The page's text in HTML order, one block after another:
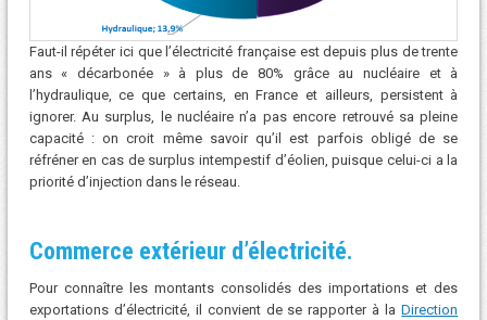
Faut-il répéter ici que l’électricité française est depuis plus de trente
ans « décarbonée » à plus de 80% grâce au nucléaire et à
l’hydraulique, ce que certains, en France et ailleurs, persistent à
ignorer. Au surplus, le nucléaire n’a pas encore retrouvé sa pleine
capacité : on croit même savoir qu’il est parfois obligé de se
réfréner en cas de surplus intempestif d’éolien, puisque celui-ci a la
priorité d’injection dans le réseau.
Commerce extérieur d’électricité.
Pour connaître les montants consolidés des importations et des
exportations d’électricité, il convient de se rapporter à laDirection